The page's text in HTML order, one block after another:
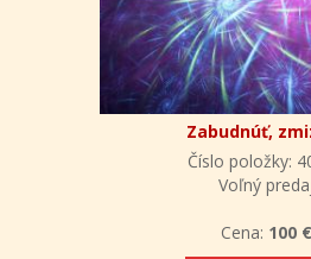
Zabudnúť,
Číslo položky:
Voľný
Cena: 100 €